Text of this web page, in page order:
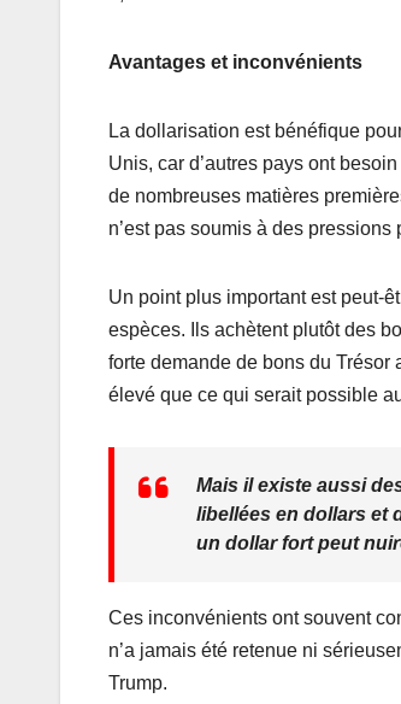
Avantages et inconvénients
La dollarisation est bénéfique
Unis, car d’autres pays ont
de nombreuses matières
n’est pas soumis à des pressions
Un point plus important est peut-
espèces. Ils achètent plutôt des
forte demande de bons du
élevé que ce qui serait possible
Mais il existe aussi
libellées en dollars et
un dollar fort peut
Ces inconvénients ont souvent
n’a jamais été retenue ni
Trump.